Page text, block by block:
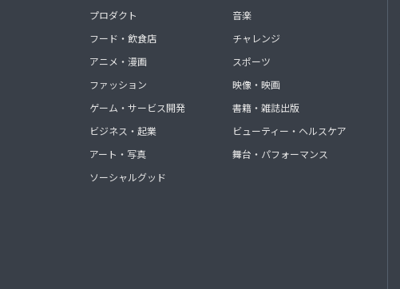
プロダクト
フード・飲食店
アニメ・漫画
ファッション
ゲーム・サービス開発
ビジネス・起業
アート・写真
ソーシャルグッド
音楽
チャレンジ
スポーツ
映像・映画
書籍・雑誌出版
ビューティー・ヘルスケア
舞台・パフォーマンス